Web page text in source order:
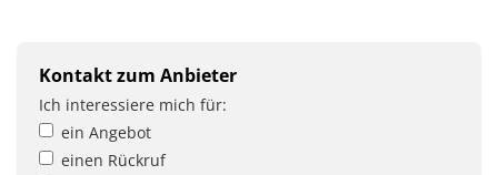
Kontakt zum Anbieter
Ich interessiere mich für:
ein Angebot
einen Rückruf